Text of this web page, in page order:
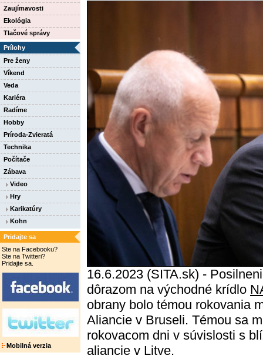
Zaujímavosti
Ekológia
Tlačové správy
Prílohy
Pre ženy
Víkend
Veda
Kariéra
Radíme
Hobby
Príroda-Zvieratá
Technika
Počítače
Zábava
Video
Hry
Karikatúry
Kohn
Pridajte sa
Ste na Facebooku?
Ste na Twitteri?
Pridajte sa.
Mobilná verzia
16.6.2023 (SITA.sk) -
dôrazom na východné krídlo
obrany bolo témou rokovania
Aliancie v Bruseli. Témou sa
rokovacom dni v súvislosti s
aliancie v Litve.